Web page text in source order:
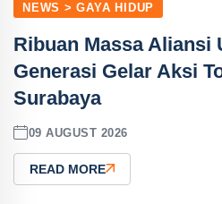
NEWS > GAYA HIDUP
Ribuan Massa Aliansi
Generasi Gelar Aksi
Surabaya
09 AUGUST 2026
READ MORE